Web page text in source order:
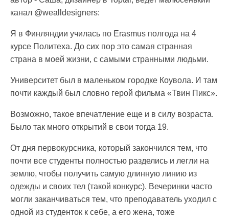
канал @wealldesigners:
Я в Финляндии училась по Erasmus полгода на 4
курсе Политеха. До сих пор это самая странная
страна в моей жизни, с самыми странными людьми.
Университет был в маленьком городке Коувола. И там
почти каждый был словно герой фильма «Твин Пикс».
Возможно, такое впечатление еще и в силу возраста.
Было так много открытий в свои тогда 19.
От дня первокурсника, который закончился тем, что
почти все студенты полностью разделись и легли на
землю, чтобы получить самую длинную линию из
одежды и своих тел (такой конкурс). Вечеринки часто
могли заканчиваться тем, что преподаватель уходил с
одной из студенток к себе, а его жена, тоже